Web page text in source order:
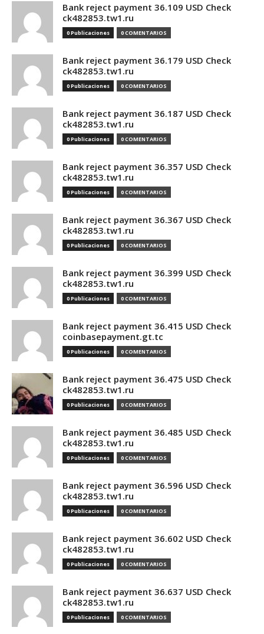
Bank reject payment 36.109 USD Check
ck482853.tw1.ru
0 Publicaciones 0 COMENTARIOS
Bank reject payment 36.179 USD Check
ck482853.tw1.ru
0 Publicaciones 0 COMENTARIOS
Bank reject payment 36.187 USD Check
ck482853.tw1.ru
0 Publicaciones 0 COMENTARIOS
Bank reject payment 36.357 USD Check
ck482853.tw1.ru
0 Publicaciones 0 COMENTARIOS
Bank reject payment 36.367 USD Check
ck482853.tw1.ru
0 Publicaciones 0 COMENTARIOS
Bank reject payment 36.399 USD Check
ck482853.tw1.ru
0 Publicaciones 0 COMENTARIOS
Bank reject payment 36.415 USD Check
coinbasepayment.gt.tc
0 Publicaciones 0 COMENTARIOS
Bank reject payment 36.475 USD Check
ck482853.tw1.ru
0 Publicaciones 0 COMENTARIOS
Bank reject payment 36.485 USD Check
ck482853.tw1.ru
0 Publicaciones 0 COMENTARIOS
Bank reject payment 36.596 USD Check
ck482853.tw1.ru
0 Publicaciones 0 COMENTARIOS
Bank reject payment 36.602 USD Check
ck482853.tw1.ru
0 Publicaciones 0 COMENTARIOS
Bank reject payment 36.637 USD Check
ck482853.tw1.ru
0 Publicaciones 0 COMENTARIOS